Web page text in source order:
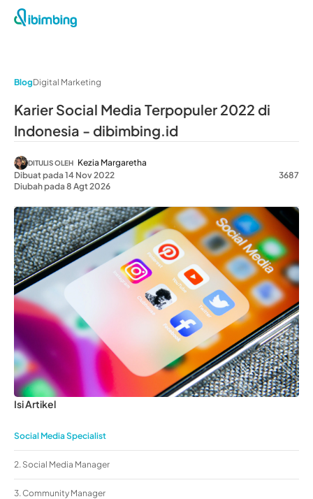
BlogDigital Marketing
Karier Social Media Terpopuler 2022 di
Indonesia - dibimbing.id
DITULIS OLEH Kezia Margaretha
Dibuat pada 14 Nov 2022
Diubah pada 8 Agt 2026
3687
Isi Artikel
Social Media Specialist
2. Social Media Manager
3. Community Manager